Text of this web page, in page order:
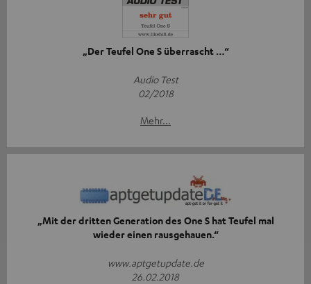
„Der Teufel One S überrascht …“
Audio Test
02/2018
Mehr...
„Mit der dritten Generation des One S hat Teufel mal
wieder einen rausgehauen.“
www.aptgetupdate.de
26.02.2018